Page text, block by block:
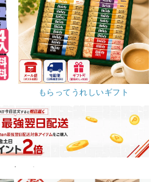
もらってうれしいギフト